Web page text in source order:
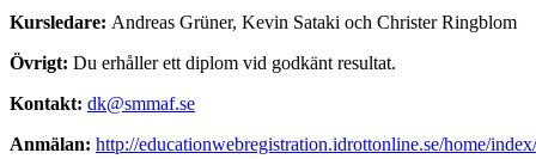
Kursledare: Andreas Grüner, Kevin Sataki och Christer Ringblom
Övrigt: Du erhåller ett diplom vid godkänt resultat.
Kontakt: dk@smmaf.se
Anmälan: http://educationwebregistration.idrottonline.se/home/